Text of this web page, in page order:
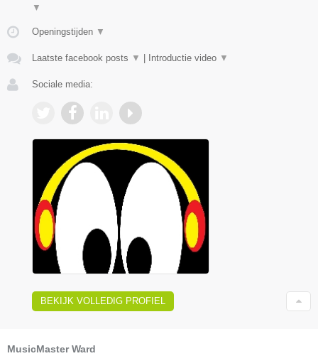
▼
Openingstijden ▼
Laatste facebook posts ▼ | Introductie video ▼
Sociale media:
BEKIJK VOLLEDIG PROFIEL
MusicMaster Ward